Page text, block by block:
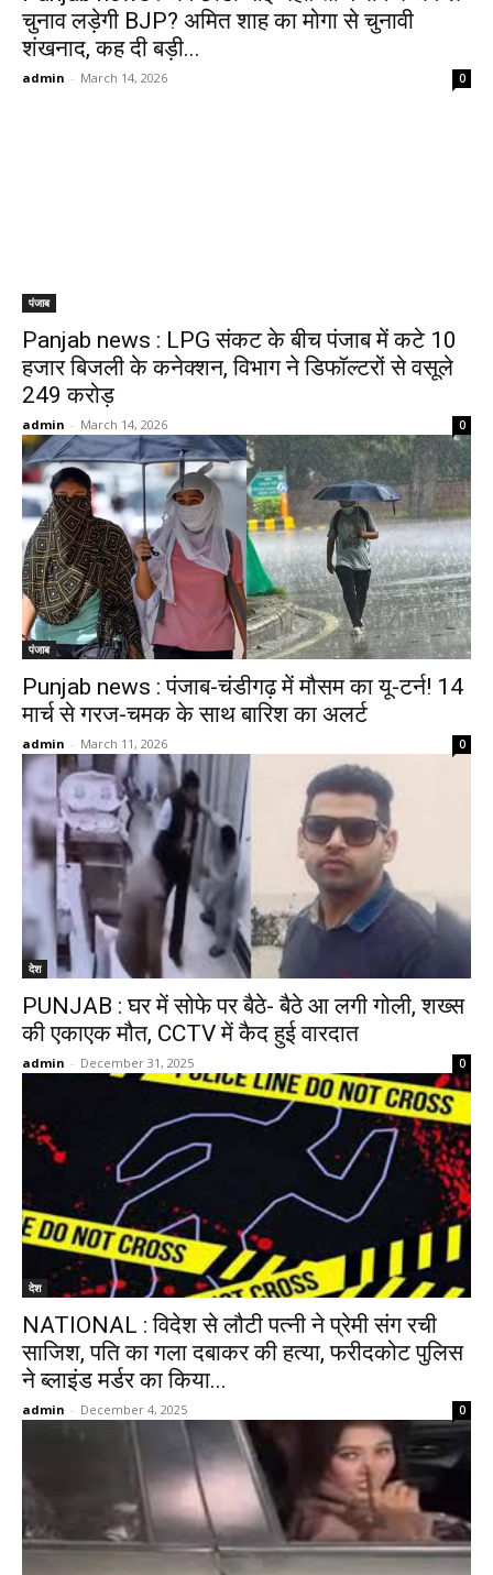
चुनाव लड़ेगी BJP? अमित शाह का मोगा से चुनावी
शंखनाद, कह दी बड़ी...
admin - March 14, 2026 0
पंजाब
Panjab news : LPG संकट के बीच पंजाब में कटे 10
हजार बिजली के कनेक्शन, विभाग ने डिफॉल्टरों से वसूले
249 करोड़
admin - March 14, 2026 0
पंजाब
Punjab news : पंजाब-चंडीगढ़ में मौसम का यू-टर्न! 14
मार्च से गरज-चमक के साथ बारिश का अलर्ट
admin - March 11, 2026 0
देश
PUNJAB : घर में सोफे पर बैठे- बैठे आ लगी गोली, शख्स
की एकाएक मौत, CCTV में कैद हुई वारदात
admin - December 31, 2025 0
देश
NATIONAL : विदेश से लौटी पत्नी ने प्रेमी संग रची
साजिश, पति का गला दबाकर की हत्या, फरीदकोट पुलिस
ने ब्लाइंड मर्डर का किया...
admin - December 4, 2025 0